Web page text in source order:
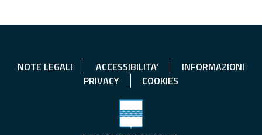
NOTE LEGALI ACCESSIBILITA'
INFORMAZIONI
PRIVACY
COOKIES